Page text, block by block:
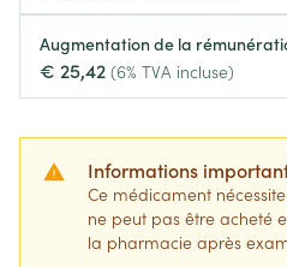
Augmentation de la
€ 25,42 (6% TVA incluse)
Informations
Ce médicament
ne peut pas être acheté
la pharmacie après